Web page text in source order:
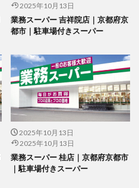
2025年10月13日
業務スーパー 吉祥院店｜京都府京
都市｜駐車場付きスーパー
2025年10月13日
2025年10月13日
業務スーパー 桂店｜京都府京都市
｜駐車場付きスーパー